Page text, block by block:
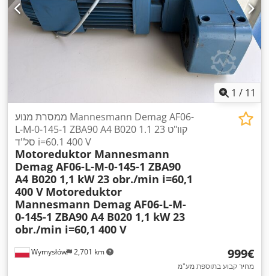
1 / 11
Wymysłów 2,701 km
ממסרת מנוע Mannesmann Demag AF06-
L-M-0-145-1 ZBA90 A4 B020 1.1 קוו"ט 23
סל"ד i=60.1 400 V
Motoreduktor Mannesmann
Demag AF06-L-M-0-145-1 ZBA90
A4 B020 1,1 kW 23 obr./min i=60,1
400 V Motoreduktor
Mannesmann Demag AF06-L-M-
0-145-1 ZBA90 A4 B020 1,1 kW 23
obr./min i=60,1 400 V
‏999 ‏€
מחיר קבוע בתוספת מע"מ